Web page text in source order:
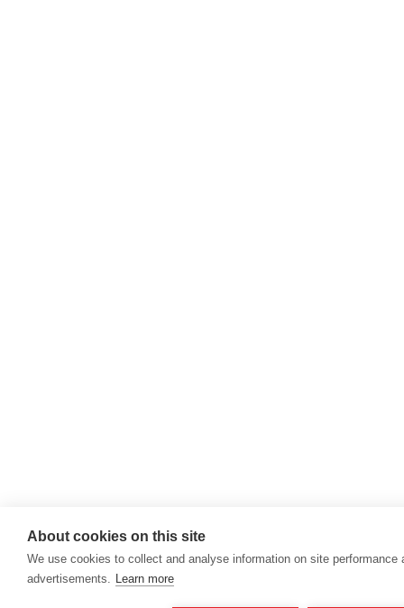
About cookies on this site
We use cookies to collect and analyse information on site
advertisements. Learn more